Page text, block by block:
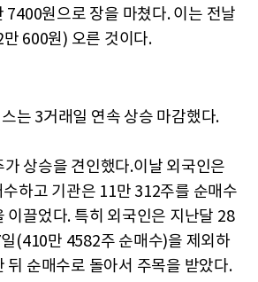
7400원으로 장을 마쳤다. 이는 전날
600원) 오른 것이다.
는 3거래일 연속 상승 마감했다.
상승을 견인했다.이날 외국인은
하고 기관은 11만 312주를 순매수
이끌었다. 특히 외국인은 지난달 28
(410만 4582주 순매수)을 제외하
뒤 순매수로 돌아서 주목을 받았다.